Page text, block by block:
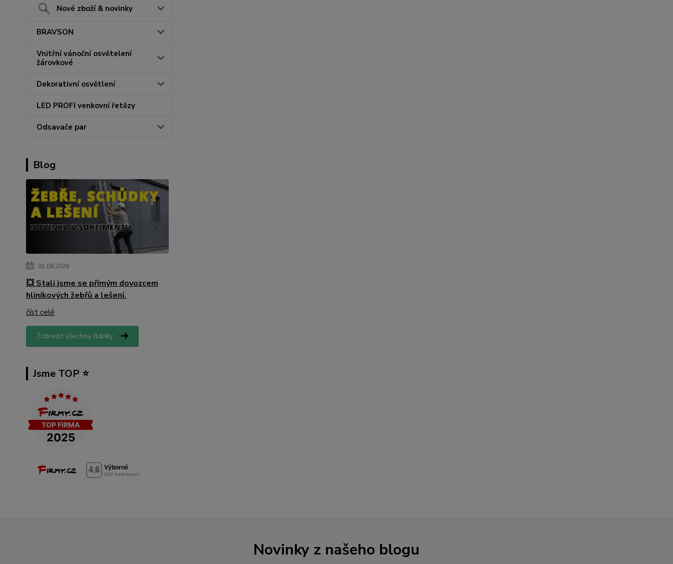
Nové zboží & novinky
BRAVSON
Vnitřní vánoční osvětelení
žárovkové
Dekorativní osvětlení
LED PROFI venkovní řetězy
Odsavače par
Blog
01.08.2026
💥 Stali jsme se přímým dovozcem
hliníkových žebřů a lešení.
číst celé
Zobrazit všechny články
Jsme TOP ⭐️
Novinky z našeho blogu